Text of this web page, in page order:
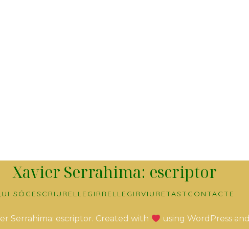
Xavier Serrahima: escriptor
SÓC ESCRIURE LLEGIRRELLEGIRVIURETAST CONTACTE
Serrahima: escriptor. Created with using WordPress and